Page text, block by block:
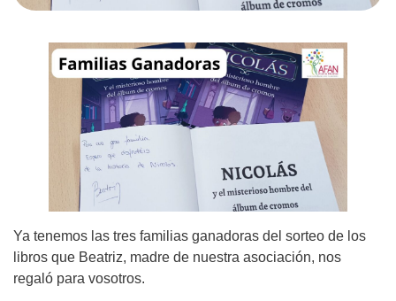
Ya tenemos las tres familias ganadoras del sorteo de los
libros que Beatriz, madre de nuestra asociación, nos
regaló para vosotros.